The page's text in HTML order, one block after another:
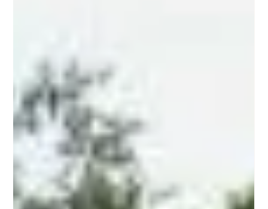
4 mei 2025
Campings Drôme
Camping du Pont d'Espenel
Camping du Pont d'Espenel, een kleine camping
gelegen aan de D93 tussen Saillans en Die. De
camping is gesitueerd op het terrein van een
Auberge. De rivier de Drôme stroomt direct langs de
camping. De camping heeft 100 plaatsen. Op de